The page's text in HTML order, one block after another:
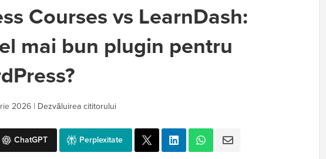
Courses vs LearnDash:
mai bun plugin pentru
2026 | Dezvăluirea cititorului
ChatGPT Perplexitate